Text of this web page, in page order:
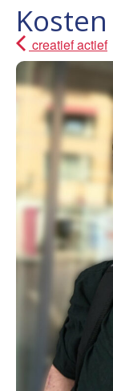
Kosten
creatief actief